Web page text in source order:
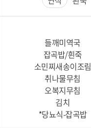
들깨미역국
잡곡밥/흰죽
소민찌새송이조림
취나물무침
오복지무침
김치
*당뇨식-잡곡밥